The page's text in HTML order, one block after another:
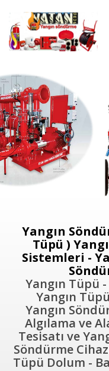
Yangın
Tüpü )
Sistemleri -
Yangın Tüpü
Yangın
Yangın
Algılama ve
Tesisatı ve
Söndürme
Tüpü Dolum -